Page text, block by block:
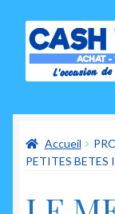
Aller
à
Aller
au
contenu
Carte Cadeau
Accueil
PETITES BETES